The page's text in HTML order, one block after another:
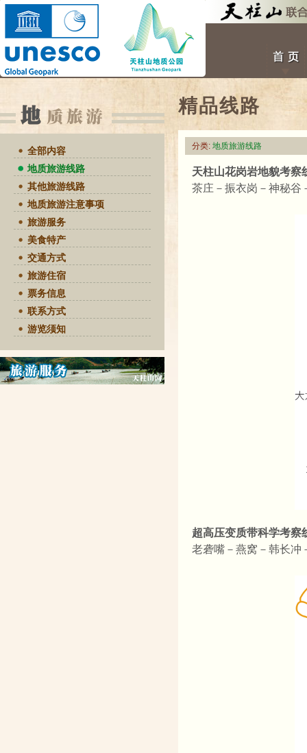
全部内容
地质旅游线路
其他旅游线路
地质旅游注意事项
旅游服务
美食特产
交通方式
旅游住宿
票务信息
联系方式
游览须知
精品线路
分类: 地质旅游线路
天柱山花岗岩地貌考察
茶庄－振衣岗－神秘谷
超高压变质带科学考察
老砻嘴－燕窝－韩长冲